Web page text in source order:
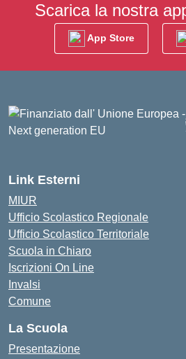
Scarica la nostra
App Store
Link Esterni
MIUR
Ufficio Scolastico Regionale
Ufficio Scolastico Territoriale
Scuola in Chiaro
Iscrizioni On Line
Invalsi
Comune
La Scuola
Presentazione